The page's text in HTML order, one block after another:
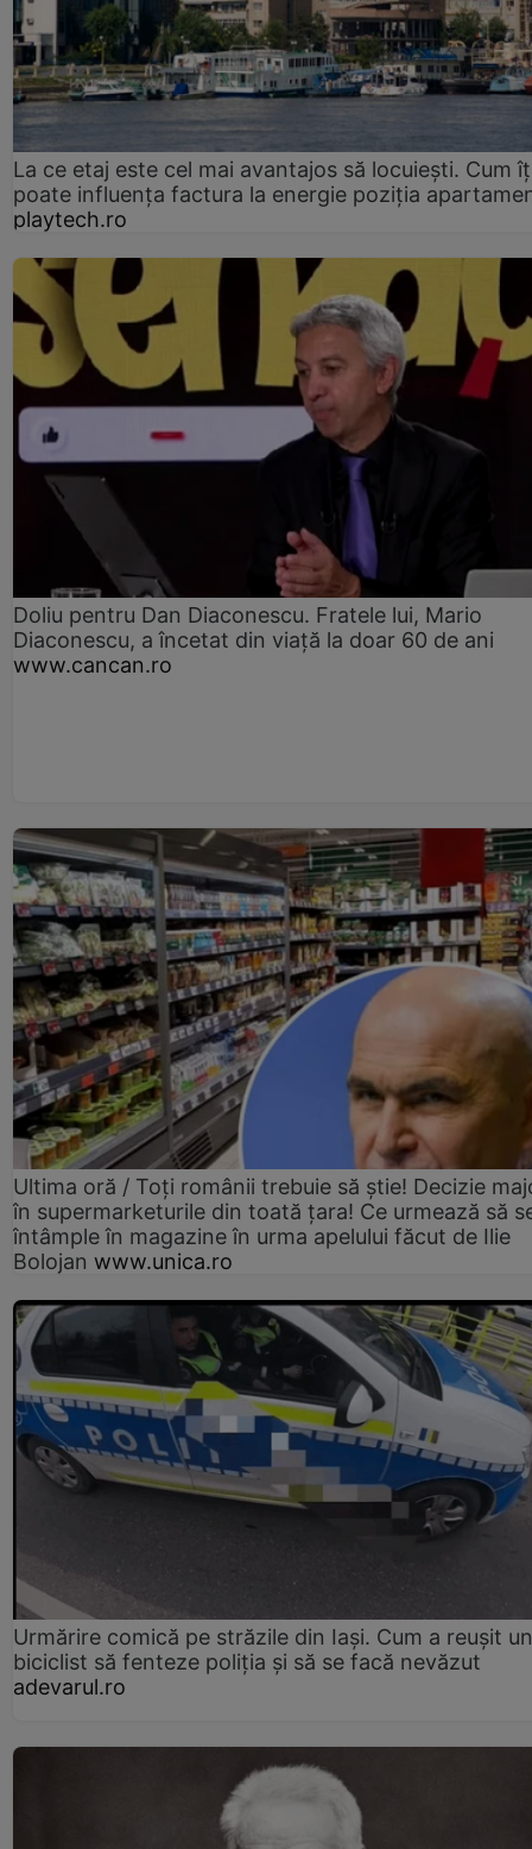
La ce etaj este cel mai avantajos să locuiești. Cum
poate influența factura la energie poziția
playtech.ro
Doliu pentru Dan Diaconescu. Fratele lui, Mario
Diaconescu, a încetat din viață la doar 60 de ani
www.cancan.ro
Ultima oră / Toți românii trebuie să știe! Decizie
în supermarketurile din toată țara! Ce urmează să
întâmple în magazine în urma apelului făcut de Ilie
Bolojan www.unica.ro
Urmărire comică pe străzile din Iași. Cum a reușit un
biciclist să fenteze poliția și să se facă nevăzut
adevarul.ro